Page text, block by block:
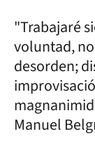
"Trabajaré
voluntad,
desorden;
Manuel